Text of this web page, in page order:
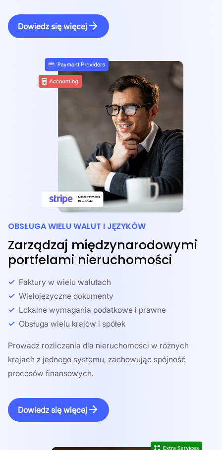
Dowiedz się więcej
OBSŁUGA WIELU WALUT I JĘZYKÓW
Zarządzaj międzynarodowymi
portfelami nieruchomości
Faktury w wielu walutach
Wielojęzyczne dokumenty
Lokalne wymagania podatkowe i prawne
Obsługa wielu krajów i spółek
Prowadź rozliczenia dla nieruchomości w różnych
krajach z jednego systemu, zachowując spójność
procesów finansowych.
Dowiedz się więcej